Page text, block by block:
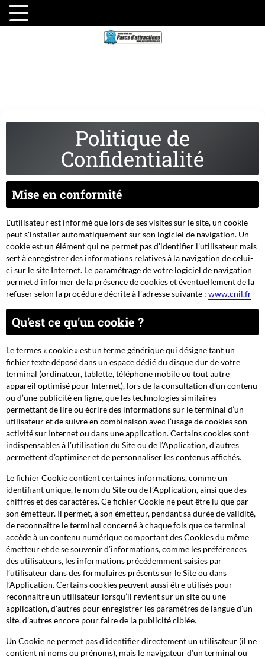
Politique de
Confidentialité
Mise en conformité
L'utilisateur est informé que lors de ses visites sur le site, un cookie
peut s'installer automatiquement sur son logiciel de navigation. Un
cookie est un élément qui ne permet pas d'identifier l'utilisateur mais
sert à enregistrer des informations relatives à la navigation de celui-
ci sur le site Internet. Le paramétrage de votre logiciel de navigation
permet d'informer de la présence de cookies et éventuellement de la
refuser selon la procédure décrite à l'adresse suivante : www.cnil.fr
Qu'est ce qu'un cookie ?
Le termes « cookie » est un terme générique qui désigne tant un
fichier texte déposé dans un espace dédié du disque dur de votre
terminal (ordinateur, tablette, téléphone mobile ou tout autre
appareil optimisé pour Internet), lors de la consultation d’un contenu
ou d’une publicité en ligne, que les technologies similaires
permettant de lire ou écrire des informations sur le terminal d’un
utilisateur et de suivre en combinaison avec l’usage de cookies son
activité sur Internet ou dans une application. Certains cookies sont
indispensables à l'utilisation du Site ou de l’Application, d'autres
permettent d'optimiser et de personnaliser les contenus affichés.
Le fichier Cookie contient certaines informations, comme un
identifiant unique, le nom du Site ou de l’Application, ainsi que des
chiffres et des caractères. Ce fichier Cookie ne peut être lu que par
son émetteur. Il permet, à son émetteur, pendant sa durée de validité,
de reconnaître le terminal concerné à chaque fois que ce terminal
accède à un contenu numérique comportant des Cookies du même
émetteur et de se souvenir d’informations, comme les préférences
des utilisateurs, les informations précédemment saisies par
l’utilisateur dans des formulaires présents sur le Site ou dans
l’Application. Certains cookies peuvent aussi être utilisés pour
reconnaitre un utilisateur lorsqu’il revient sur un site ou une
application, d'autres pour enregistrer les paramètres de langue d'un
site, d'autres encore pour faire de la publicité ciblée.
Un Cookie ne permet pas d’identifier directement un utilisateur (il ne
contient ni noms ou prénoms), mais le navigateur d’un terminal ou